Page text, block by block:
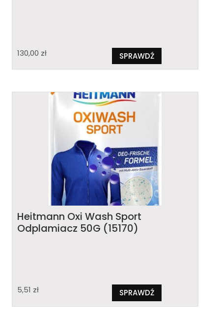
130,00 zł SPRAWDŹ
Heitmann Oxi Wash Sport
Odplamiacz 50G (15170)
5,51 zł SPRAWDŹ